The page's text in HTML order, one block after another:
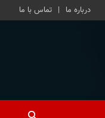
درباره ما تماس با ما